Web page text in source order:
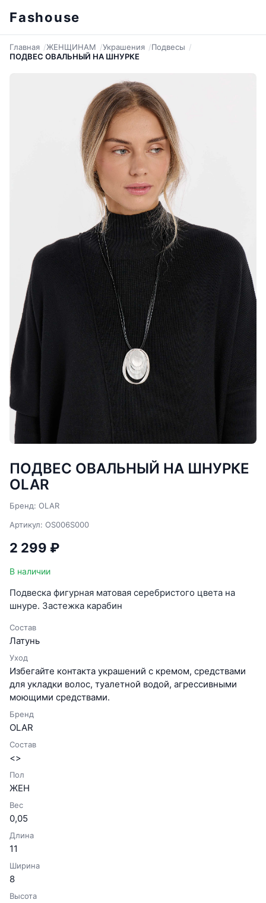
Fashouse
Главная ЖЕНЩИНАМ Украшения
Подвесы
ПОДВЕС ОВАЛЬНЫЙ НА ШНУРКЕ
ПОДВЕС ОВАЛЬНЫЙ НА ШНУРКЕ
OLAR
Бренд: OLAR
Артикул: OS006S000
2 299 ₽
В наличии
Подвеска фигурная матовая серебристого цвета на
шнуре. Застежка карабин
Состав
Латунь
Уход
Избегайте контакта украшений с кремом, средствами
для укладки волос, туалетной водой, агрессивными
моющими средствами.
Бренд
OLAR
Состав
<>
Пол
ЖЕН
Вес
0,05
Длина
11
Ширина
8
Высота